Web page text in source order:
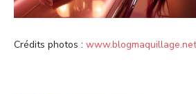
Crédits photos : www.blogmaquillage.net